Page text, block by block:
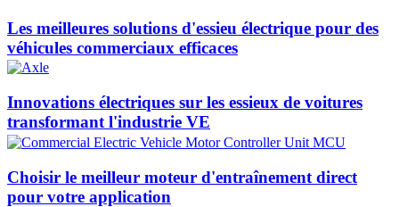
Les meilleures solutions d'essieu électrique pour des
véhicules commerciaux efficaces
Innovations électriques sur les essieux de voitures
transformant l'industrie VE
Choisir le meilleur moteur d'entraînement direct
pour votre application